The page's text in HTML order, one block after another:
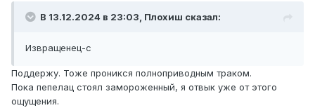
В гаражный кооператив вообще до весны не попасть, тк
она и легче в 2 раза...
Я специально выбрал себемучениеавтомобиль с 4Х4,
чтобы зимой не страдать.
В 13.12.2024 в 23:03, Плохиш сказал:
Извращенец-с
Поддержу. Тоже проникся полноприводным траком.
Пока пепелац стоял замороженный, я отвык уже от этого
ощущения.